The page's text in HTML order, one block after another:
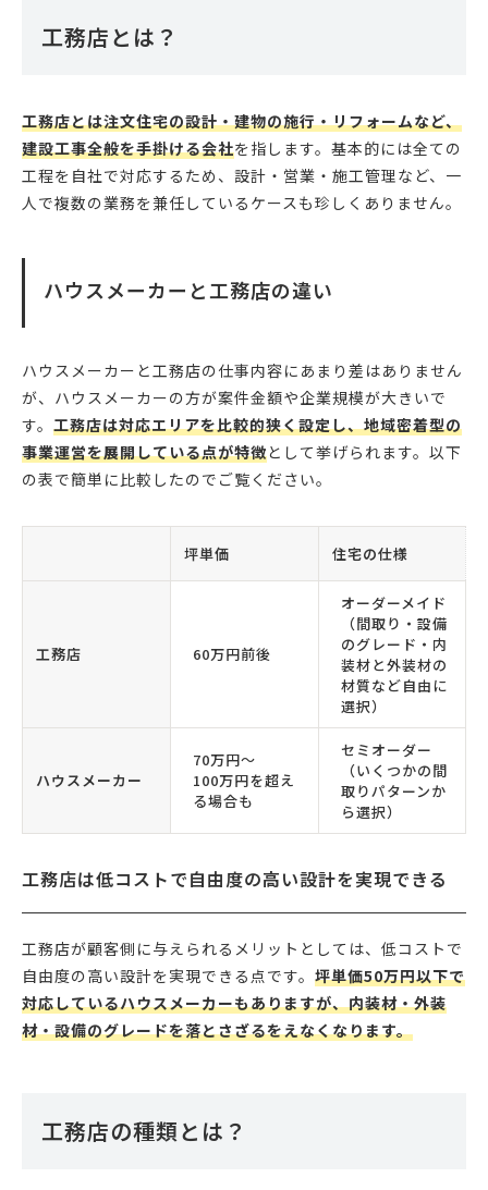
工務店とは？
工務店とは注文住宅の設計・建物の施行・リフォームなど、
建設工事全般を手掛ける会社を指します。基本的には全ての
工程を自社で対応するため、設計・営業・施工管理など、一
人で複数の業務を兼任しているケースも珍しくありません。
ハウスメーカーと工務店の違い
ハウスメーカーと工務店の仕事内容にあまり差はありません
が、ハウスメーカーの方が案件金額や企業規模が大きいで
す。 工務店は対応エリアを比較的狭く設定し、地域密着型の
事業運営を展開している点が特徴として挙げられます。以下
の表で簡単に比較したのでご覧ください。
坪単価 住宅の仕様
工務店 60万円前後
オーダーメイド
（間取り・設備
のグレード・内
装材と外装材の
材質など自由に
選択）
ハウスメーカー
70万円〜
100万円を超え
る場合も
セミオーダー
（いくつかの間
取りパターンか
ら選択）
工務店は低コストで自由度の高い設計を実現できる
工務店が顧客側に与えられるメリットとしては、低コストで
自由度の高い設計を実現できる点です。 坪単価50万円以下で
対応しているハウスメーカーもありますが、内装材・外装
材・設備のグレードを落とさざるをえなくなります。
工務店の種類とは？